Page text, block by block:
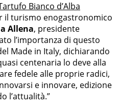
Bianco d’Alba
il turismo enogastronomico
Allena, presidente
l’importanza di questo
Made in Italy, dichiarando
centenaria lo deve alla
fedele alle proprie radici,
e innovare, edizione
l’attualità.”